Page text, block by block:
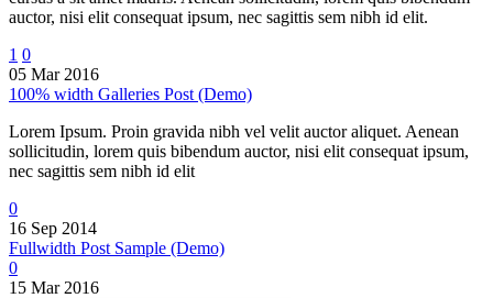
auctor, nisi elit consequat ipsum, nec sagittis sem nibh id elit.
1 0
05 Mar 2016
100% width Galleries Post (Demo)
Lorem Ipsum. Proin gravida nibh vel velit auctor aliquet. Aenean
sollicitudin, lorem quis bibendum auctor, nisi elit consequat ipsum,
nec sagittis sem nibh id elit
0
16 Sep 2014
Fullwidth Post Sample (Demo)
0
15 Mar 2016